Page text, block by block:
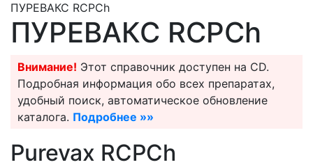
ПУРЕВАКС RCPCh
ПУРЕВАКС RCPCh
Внимание! Этот справочник доступен на CD.
Подробная информация обо всех препаратах,
удобный поиск, автоматическое обновление
каталога. Подробнее »»
Purevax RCPCh